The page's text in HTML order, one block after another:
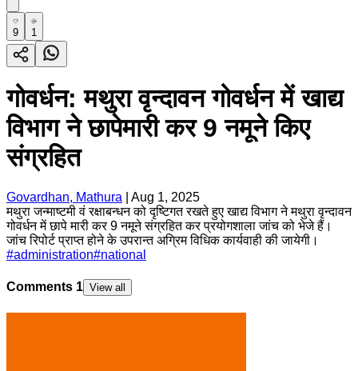
9 1
गोवर्धन: मथुरा वृन्दावन गोवर्धन में खाद्य
विभाग ने छापेमारी कर 9 नमूने किए
संग्रहित
Govardhan, Mathura
Aug 1, 2025
मथुरा जन्माष्टमी वं रक्षाबन्धन को दृष्टिगत रखते हुए खाद्य विभाग ने मथुरा वृन्दावन
गोवर्धन में छापे मारी कर 9 नमूने संग्रहित कर प्रयोगशाला जांच को भेजे हैं।
जांच रिपोर्ट प्राप्त होने के उपरान्त अग्रिम विधिक कार्यवाही की जायेगी।
#administration#national
Comments 1 View all